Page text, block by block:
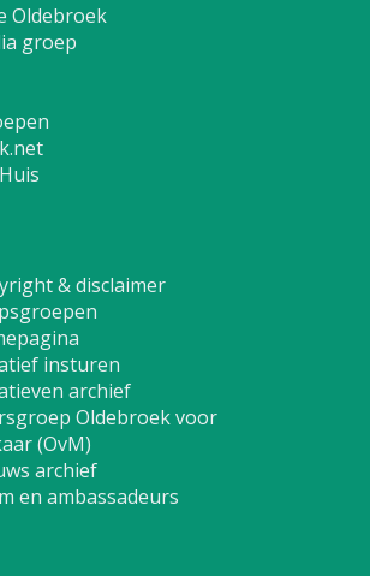
Oldebroek
groep
& disclaimer
insturen
archief
Oldebroek voor
(OvM)
archief
en ambassadeurs